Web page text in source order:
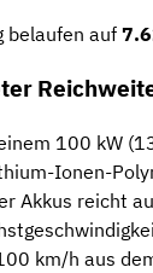
belaufen auf
100 kW
Ionen-
Akkus reicht
km/h aus